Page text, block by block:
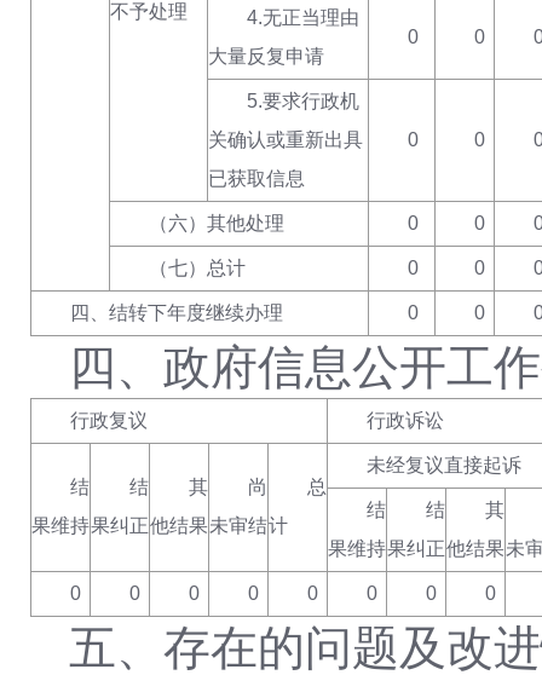
不予处理
4.无正当理由
大量反复申请
0 0
5.要求行政机
关确认或重新出具
已获取信息
0 0
（六）其他处理 0 0
（七）总计 0 0
四、结转下年度继续办理 0 0
四、政府信息公开工
行政复议 行政诉讼
结
果维持
结
果纠正
其
他结果
尚
未审结
总
计
未经复议直接起诉
结
果维持
结
果纠正
其
他结果未
0 0 0 0 0 0 0 0
五、存在的问题及改